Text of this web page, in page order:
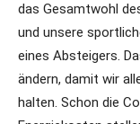
das Gesamtwohl
und unsere
eines Absteigers.
ändern, damit wir
halten. Schon die